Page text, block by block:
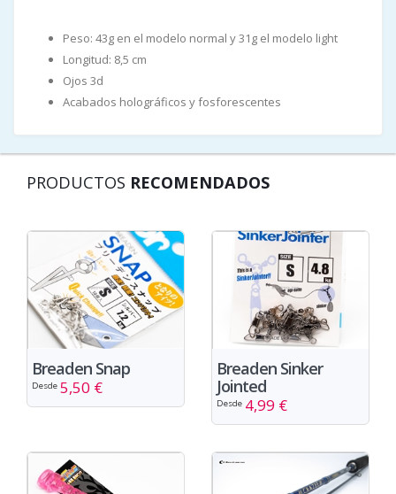
Peso: 43g en el modelo normal y 31g el modelo light
Longitud: 8,5 cm
Ojos 3d
Acabados holográficos y fosforescentes
PRODUCTOS RECOMENDADOS
Breaden Snap
Desde 5,50 €
Breaden Sinker
Jointed
Desde 4,99 €